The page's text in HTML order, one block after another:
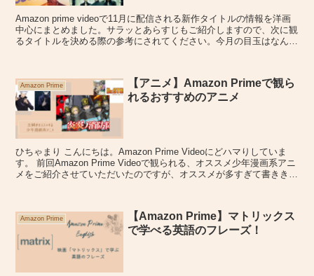
Amazon prime videoで11月に配信される新作タイトルの情報を洋画
中心にまとめました。サラッとあらすじもご紹介しますので、次に観
るタイトルを決める際の参考にされてください。今月の目玉はなんと
Amazon Prime
【アニメ】Amazon Primeで観ら
れるおすすめのアニメ
ひちゃまり こんにちは。Amazon Prime Videoにどハマりしていま
す。 前回Amazon Prime Videoで観られる、オススメ少年漫画系アニ
メをご紹介させていただいたのですが、オススメが多すぎて書ききれ
Amazon Prime
【Amazon Prime】マトリックス
で学べる英語のフレーズ！